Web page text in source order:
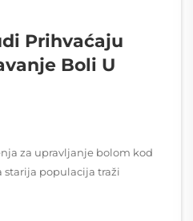
Prihvaćaju
Boli U
za upravljanje bolom kod
starija populacija traži
u zglobovima, patovi za
su omiljeni izbor za